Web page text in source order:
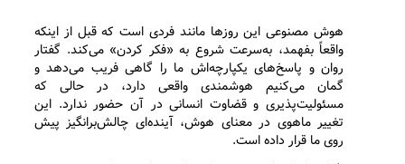
هوش مصنوعی این روزها مانند فردی است که قبل از اینکه
واقعاً بفهمد، به‌سرعت شروع به «فکر کردن» می‌کند. گفتار
روان و پاسخ‌های یکپارچه‌اش ما را گاهی فریب می‌دهد و
گمان می‌کنیم هوشمندی واقعی دارد، در حالی که
مسئولیت‌پذیری و قضاوت انسانی در آن حضور ندارد. این
تغییر ماهوی در معنای هوش، آینده‌ای چالش‌برانگیز پیش
روی ما قرار داده است.